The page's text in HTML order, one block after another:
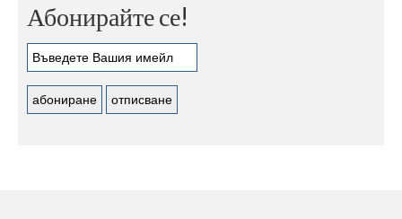
Абонирайте се!